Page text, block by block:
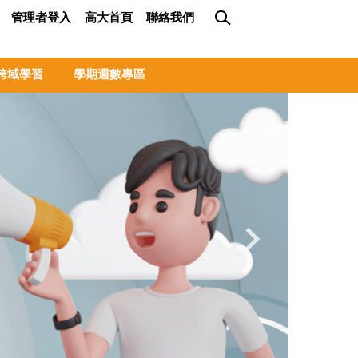
管理者登入 高大首頁 聯絡我們
域學習 學期週數專區